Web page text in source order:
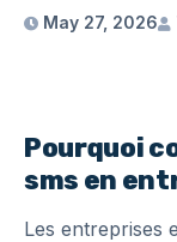
May 27, 2026
Pourquoi
sms en
Les entreprises